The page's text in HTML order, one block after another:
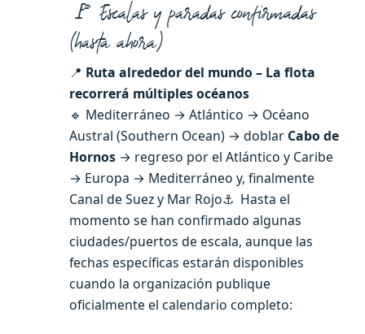
🚩 Escalas y paradas confirmadas
(hasta ahora)
📍 Ruta alrededor del mundo – La flota
recorrerá múltiples océanos
🔹 Mediterráneo → Atlántico → Océano
Austral (Southern Ocean) → doblar Cabo de
Hornos → regreso por el Atlántico y Caribe
→ Europa → Mediterráneo y, finalmente
Canal de Suez y Mar Rojo⚓ Hasta el
momento se han confirmado algunas
ciudades/puertos de escala, aunque las
fechas específicas estarán disponibles
cuando la organización publique
oficialmente el calendario completo: